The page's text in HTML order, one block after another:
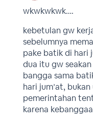
wkwkwkwk….
kebetulan gw
sebelumnya
pake batik di hari
dua itu gw
bangga sama
hari jum’at,
pemerintahan
karena